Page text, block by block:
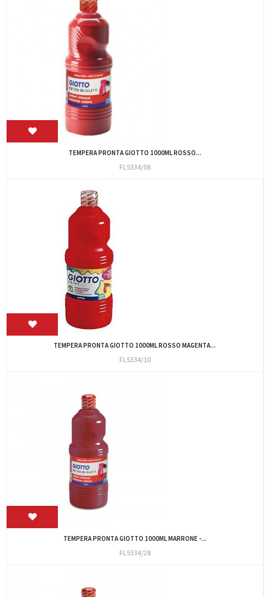
TEMPERA PRONTA GIOTTO 1000ML ROSSO...
FL5334/08
TEMPERA PRONTA GIOTTO 1000ML ROSSO MAGENTA...
FL5334/10
TEMPERA PRONTA GIOTTO 1000ML MARRONE -...
FL5334/28